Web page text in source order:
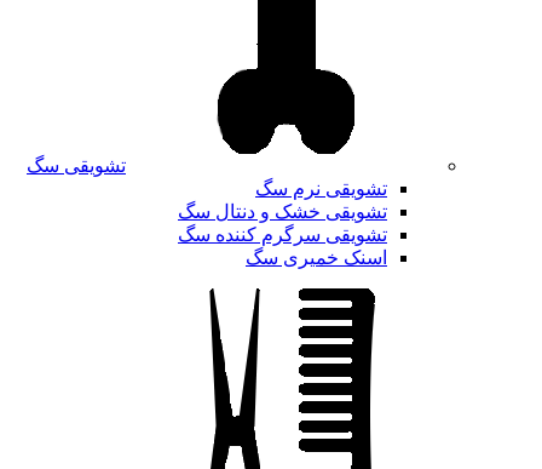
تشویقی سگ
تشویقی نرم سگ
تشویقی خشک و دنتال سگ
تشویقی سرگرم کننده سگ
اسنک خمیری سگ